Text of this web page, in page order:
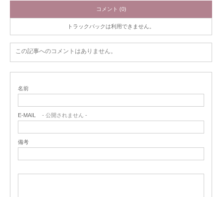
コメント (0)
トラックバックは利用できません。
この記事へのコメントはありません。
名前
E-MAIL - 公開されません -
備考